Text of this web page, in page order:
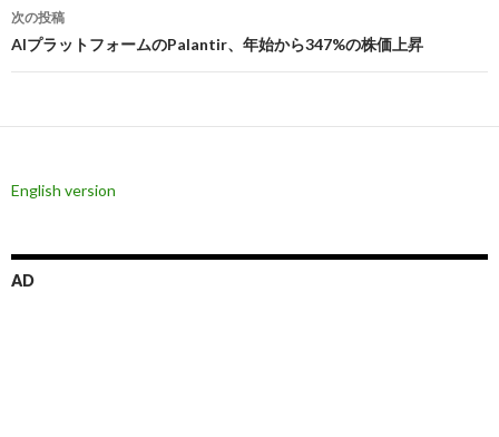
ビ
ゲ
シ
次の投稿
AIプラットフォームのPalantir、年始から347%の株価上昇
English version
AD